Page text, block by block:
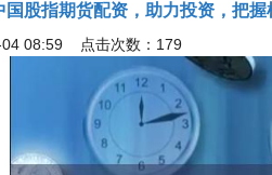
国股指期货配资，助力投资，把握
04 08:59 点击次数：179